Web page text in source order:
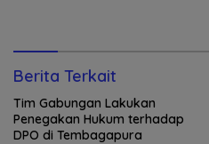
Berita Terkait
Tim Gabungan Lakukan
Penegakan Hukum terhadap
DPO di Tembagapura